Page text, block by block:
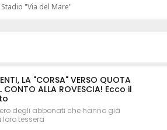
Stadio "Via del Mare"
LA "CORSA" VERSO QUOTA
CONTO ALLA ROVESCIA! Ecco il
degli abbonati che hanno già
tessera